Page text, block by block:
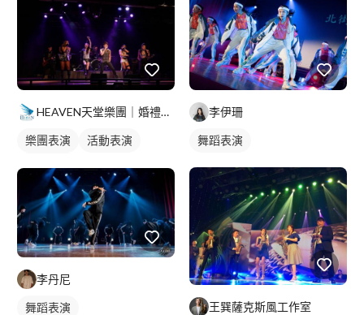
HEAVEN天堂樂團｜婚禮｜商演｜活動
樂團表演
活動表演
李丹尼
舞蹈表演
李伊珊
舞蹈表演
王巽薩克斯風工作室